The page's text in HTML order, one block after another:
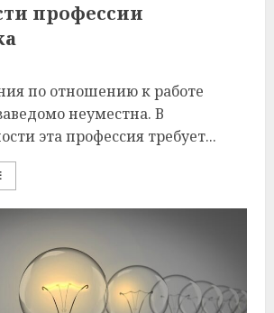
профессии
по отношению к работе
неуместна. В
эта профессия требует...